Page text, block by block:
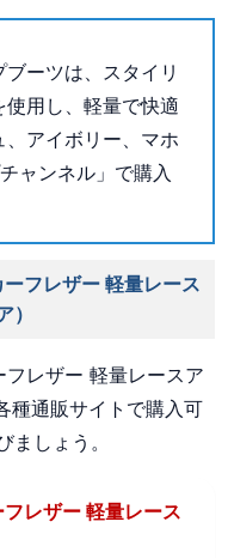
ーツは、スタイリ
用し、軽量で快適
アイボリー、マホ
ャンネル」で購入
フレザー 軽量レース
レザー 軽量レースア
種通販サイトで購入可
しょう。
レザー 軽量レース